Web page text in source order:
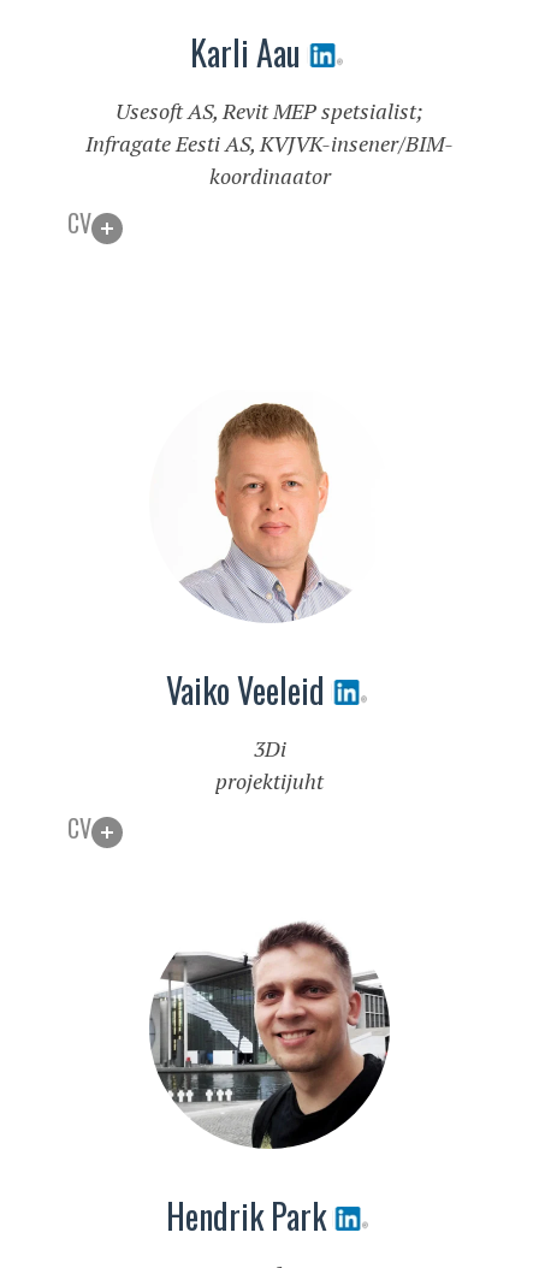
Karli Aau
Usesoft AS, Revit MEP spetsialist;
Infragate Eesti AS, KVJVK-insener/BIM-
koordinaator
CV
Vaiko Veeleid
3Di
projektijuht
CV
Hendrik Park